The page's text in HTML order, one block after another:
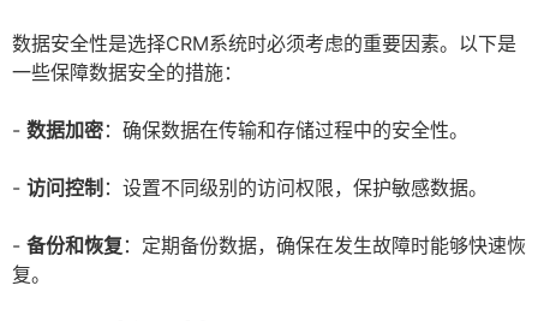
数据安全性是选择CRM系统时必须考虑的重要因素。以下是
一些保障数据安全的措施：
- 数据加密：确保数据在传输和存储过程中的安全性。
- 访问控制 ：设置不同级别的访问权限，保护敏感数据。
- 备份和恢复 ：定期备份数据，确保在发生故障时能够快速恢
复。